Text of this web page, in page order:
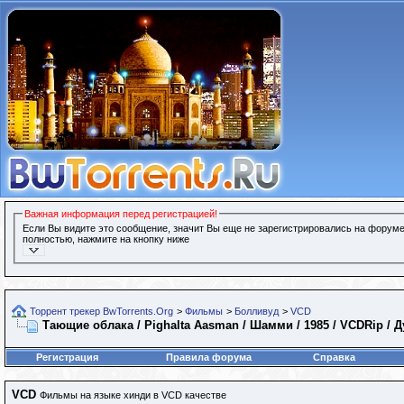
Важная информация перед регистрацией!
Если Вы видите это сообщение, значит Вы еще не зарегистрировались на
полностью, нажмите на кнопку ниже
Торрент трекер BwTorrents.Org > Фильмы > Болливуд > VCD
Тающие облака / Pighalta Aasman / Шамми / 1985 / VCDRip /
Регистрация Правила форума Справка
VCD Фильмы на языке хинди в VCD качестве